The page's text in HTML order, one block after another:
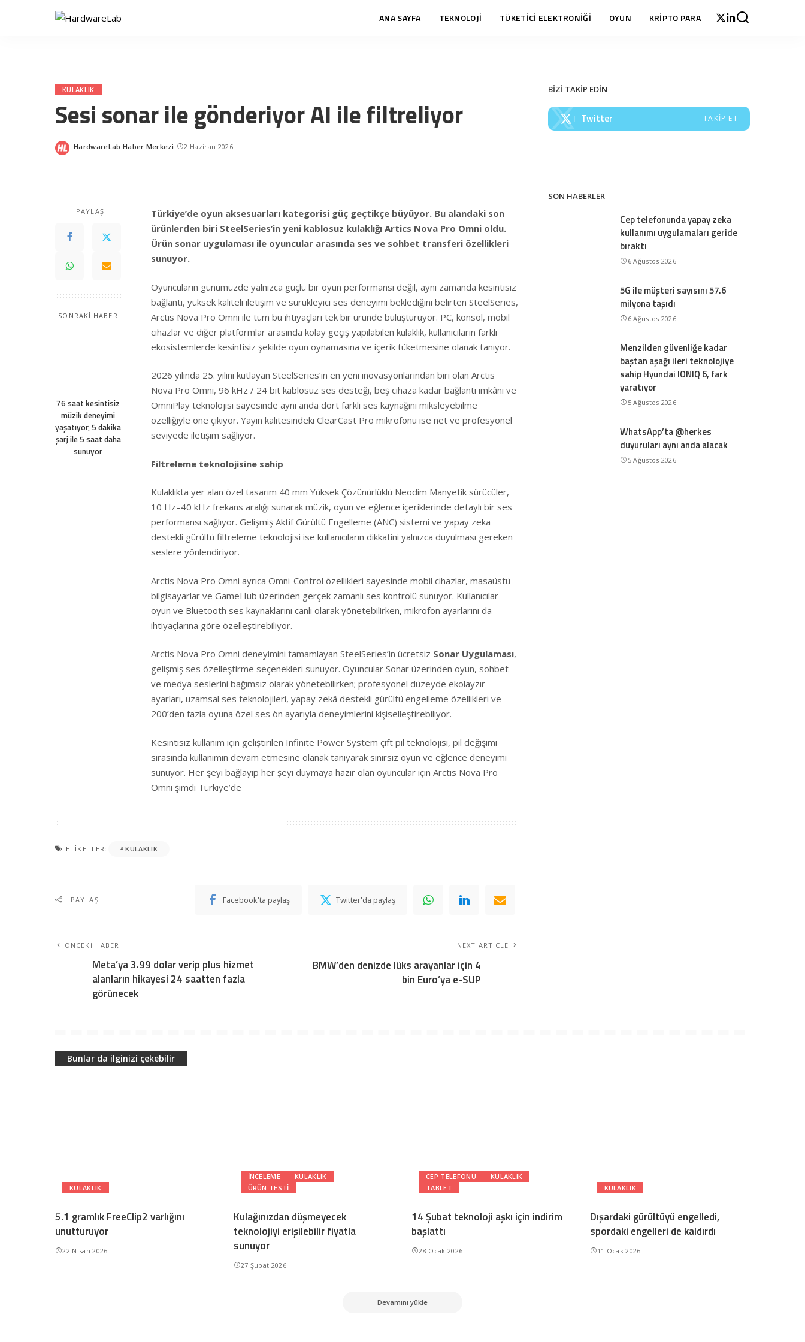
ANA SAYFA TEKNOLOJİ TÜKETİCİ ELEKTRONİĞİ OYUN KRİPTO PARA
KULAKLIK
Sesi sonar ile gönderiyor AI ile filtreliyor
Posted
HardwareLab Haber Merkezi 2 Haziran 2026
PAYLAŞ
SONRAKİ HABER
76 saat kesintisiz
müzik deneyimi
yaşatıyor, 5 dakika
şarj ile 5 saat daha
sunuyor
Türkiye’de oyun aksesuarları kategorisi güç geçtikçe büyüyor. Bu alandaki son
ürünlerden biri SteelSeries’in yeni kablosuz kulaklığı Artics Nova Pro Omni oldu.
Ürün sonar uygulaması ile oyuncular arasında ses ve sohbet transferi özellikleri
sunuyor.
Oyuncuların günümüzde yalnızca güçlü bir oyun performansı değil, aynı zamanda kesintisiz
bağlantı, yüksek kaliteli iletişim ve sürükleyici ses deneyimi beklediğini belirten SteelSeries,
Arctis Nova Pro Omni ile tüm bu ihtiyaçları tek bir üründe buluşturuyor. PC, konsol, mobil
cihazlar ve diğer platformlar arasında kolay geçiş yapılabilen kulaklık, kullanıcıların farklı
ekosistemlerde kesintisiz şekilde oyun oynamasına ve içerik tüketmesine olanak tanıyor.
2026 yılında 25. yılını kutlayan SteelSeries’in en yeni inovasyonlarından biri olan Arctis
Nova Pro Omni, 96 kHz / 24 bit kablosuz ses desteği, beş cihaza kadar bağlantı imkânı ve
OmniPlay teknolojisi sayesinde aynı anda dört farklı ses kaynağını miksleyebilme
özelliğiyle öne çıkıyor. Yayın kalitesindeki ClearCast Pro mikrofonu ise net ve profesyonel
seviyede iletişim sağlıyor.
Filtreleme teknolojisine sahip
Kulaklıkta yer alan özel tasarım 40 mm Yüksek Çözünürlüklü Neodim Manyetik sürücüler,
10 Hz–40 kHz frekans aralığı sunarak müzik, oyun ve eğlence içeriklerinde detaylı bir ses
performansı sağlıyor. Gelişmiş Aktif Gürültü Engelleme (ANC) sistemi ve yapay zeka
destekli gürültü filtreleme teknolojisi ise kullanıcıların dikkatini yalnızca duyulması gereken
seslere yönlendiriyor.
Arctis Nova Pro Omni ayrıca Omni-Control özellikleri sayesinde mobil cihazlar, masaüstü
bilgisayarlar ve GameHub üzerinden gerçek zamanlı ses kontrolü sunuyor. Kullanıcılar
oyun ve Bluetooth ses kaynaklarını canlı olarak yönetebilirken, mikrofon ayarlarını da
ihtiyaçlarına göre özelleştirebiliyor.
Arctis Nova Pro Omni deneyimini tamamlayan SteelSeries’in ücretsiz Sonar Uygulaması,
gelişmiş ses özelleştirme seçenekleri sunuyor. Oyuncular Sonar üzerinden oyun, sohbet
ve medya seslerini bağımsız olarak yönetebilirken; profesyonel düzeyde ekolayzır
ayarları, uzamsal ses teknolojileri, yapay zekâ destekli gürültü engelleme özellikleri ve
200’den fazla oyuna özel ses ön ayarıyla deneyimlerini kişiselleştirebiliyor.
Kesintisiz kullanım için geliştirilen Infinite Power System çift pil teknolojisi, pil değişimi
sırasında kullanımın devam etmesine olanak tanıyarak sınırsız oyun ve eğlence deneyimi
sunuyor. Her şeyi bağlayıp her şeyi duymaya hazır olan oyuncular için Arctis Nova Pro
Omni şimdi Türkiye’de
ETIKETLER: KULAKLIK
PAYLAŞ Facebook'ta paylaş Twitter'da paylaş
ÖNCEKI HABER
Meta’ya 3.99 dolar verip plus hizmet
alanların hikayesi 24 saatten fazla
görünecek
NEXT ARTICLE
BMW’den denizde lüks arayanlar için 4
bin Euro’ya e-SUP
BİZİ TAKİP EDİN
Twitter TAKIP ET
SON HABERLER
Cep telefonunda yapay zeka
kullanımı uygulamaları geride
bıraktı
6 Ağustos 2026
5G ile müşteri sayısını 57.6
milyona taşıdı
6 Ağustos 2026
Menzilden güvenliğe kadar
baştan aşağı ileri teknolojiye
sahip Hyundai IONIQ 6, fark
yaratıyor
5 Ağustos 2026
WhatsApp’ta @herkes
duyuruları aynı anda alacak
5 Ağustos 2026
Bunlar da ilginizi çekebilir
KULAKLIK
5.1 gramlık FreeClip2 varlığını
unutturuyor
22 Nisan 2026
INCELEME
KULAKLIK
ÜRÜN TESTI
Kulağınızdan düşmeyecek
teknolojiyi erişilebilir fiyatla
sunuyor
27 Şubat 2026
CEP TELEFONU
KULAKLIK
TABLET
14 Şubat teknoloji aşkı için indirim
başlattı
28 Ocak 2026
KULAKLIK
Dışardaki gürültüyü engelledi,
spordaki engelleri de kaldırdı
11 Ocak 2026
Devamını yükle